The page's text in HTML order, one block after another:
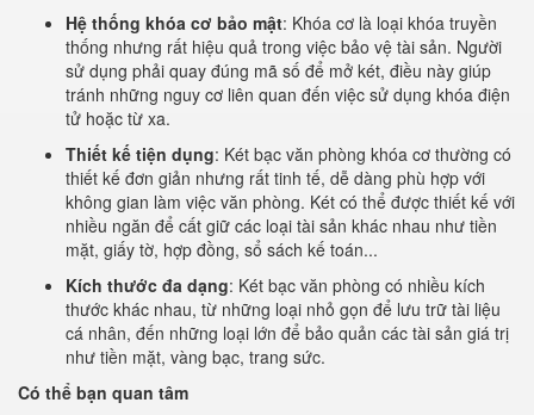
Hệ thống khóa cơ bảo mật: Khóa cơ là loại khóa truyền
thống nhưng rất hiệu quả trong việc bảo vệ tài sản. Người
sử dụng phải quay đúng mã số để mở két, điều này giúp
tránh những nguy cơ liên quan đến việc sử dụng khóa điện
tử hoặc từ xa.
Thiết kế tiện dụng: Két bạc văn phòng khóa cơ thường có
thiết kế đơn giản nhưng rất tinh tế, dễ dàng phù hợp với
không gian làm việc văn phòng. Két có thể được thiết kế với
nhiều ngăn để cất giữ các loại tài sản khác nhau như tiền
mặt, giấy tờ, hợp đồng, sổ sách kế toán...
Kích thước đa dạng: Két bạc văn phòng có nhiều kích
thước khác nhau, từ những loại nhỏ gọn để lưu trữ tài liệu
cá nhân, đến những loại lớn để bảo quản các tài sản giá trị
như tiền mặt, vàng bạc, trang sức.
Có thể bạn quan tâm